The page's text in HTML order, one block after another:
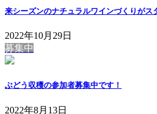
来シーズンのナチュラルワインづくりがス
2022年10月29日
募集中
ぶどう収穫の参加者募集中です！
2022年8月13日